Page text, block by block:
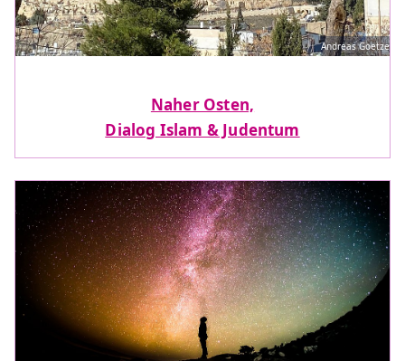
Andreas Goetze
Naher Osten,
Dialog Islam & Judentum